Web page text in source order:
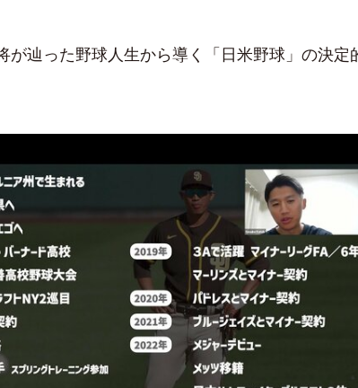
辿った野球人生から導く「日米野球」の決定